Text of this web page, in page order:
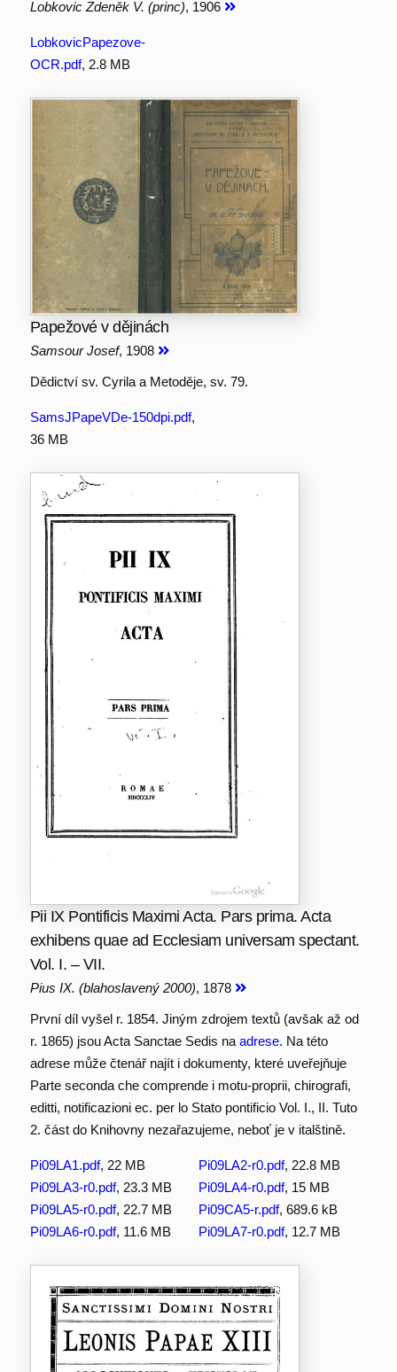
Lobkovic Zdeněk V. (princ), 1906
LobkovicPapezove-
OCR.pdf, 2.8 MB
Papežové v dějinách
Samsour Josef, 1908
Dědictví sv. Cyrila a Metoděje, sv. 79.
SamsJPapeVDe-150dpi.pdf,
36 MB
Pii IX Pontificis Maximi Acta. Pars prima. Acta
exhibens quae ad Ecclesiam universam spectant.
Vol. I. – VII.
Pius IX. (blahoslavený 2000), 1878
První díl vyšel r. 1854. Jiným zdrojem textů (avšak až od
r. 1865) jsou Acta Sanctae Sedis na adrese. Na této
adrese může čtenář najít i dokumenty, které uveřejňuje
Parte seconda che comprende i motu-proprii, chirografi,
editti, notificazioni ec. per lo Stato pontificio Vol. I., II. Tuto
2. část do Knihovny nezařazujeme, neboť je v italštině.
Pi09LA1.pdf, 22 MB Pi09LA2-r0.pdf, 22.8 MB
Pi09LA3-r0.pdf, 23.3 MB Pi09LA4-r0.pdf, 15 MB
Pi09LA5-r0.pdf, 22.7 MB Pi09CA5-r.pdf, 689.6 kB
Pi09LA6-r0.pdf, 11.6 MB Pi09LA7-r0.pdf, 12.7 MB